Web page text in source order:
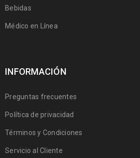
Bebidas
Médico en Línea
INFORMACIÓN
Preguntas frecuentes
Política de privacidad
Términos y Condiciones
Servicio al Cliente